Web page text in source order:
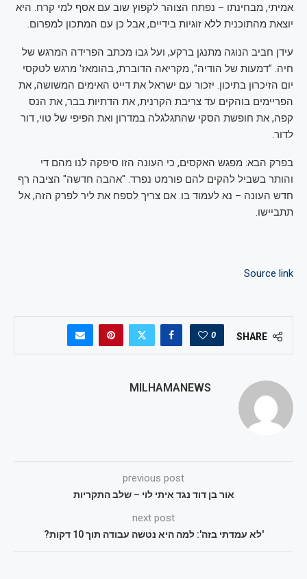
אמיתי, מבחינתו – נפתח הצוהר לקפוץ שוב עם אסף למי קרח. היא
יוצאת מהתוכנית ללא זוגיות בידיים, אבל כן עם המתכון למפרום.
עידן חביב הנוגה מתנגן ברקע, ועל גבו מכתב הפרידה המרגש של
חיה. "דמעות של הודיה", מקריאה הדוברת, בהומאז' מרגש לטקסי
יום הזיכרון בתיכון. יזכור עם ישראל את דייט האימים המשושה, את
הפריימים בוהקים עד צריבת הקרנית, את הדתיות בבר, את הנס
קפה, את חופשת הסקי שהתגלגלה במדרון ואת הפיפי של טוי, דור
לדור.
בפרק הבא: מפגש האקסים, כי העונה הזו סיפקה לנו מהם די
והותר בשביל להקים להם פורמט נפרד. "אהבה חדשה" הציבה רף
חדש העונה – נא לעמוד בו. אם צריך לספח את ליר לפרק הזה, אל
תתביישו.
Source link
SHARE
0
MILHAMANEWS
previous post
אור בן דוד נגד איתי לוי – שלב התקריות
next post
'לא עמדתי בזה': למה היא נטשה עבודה תוך 10 דקות?